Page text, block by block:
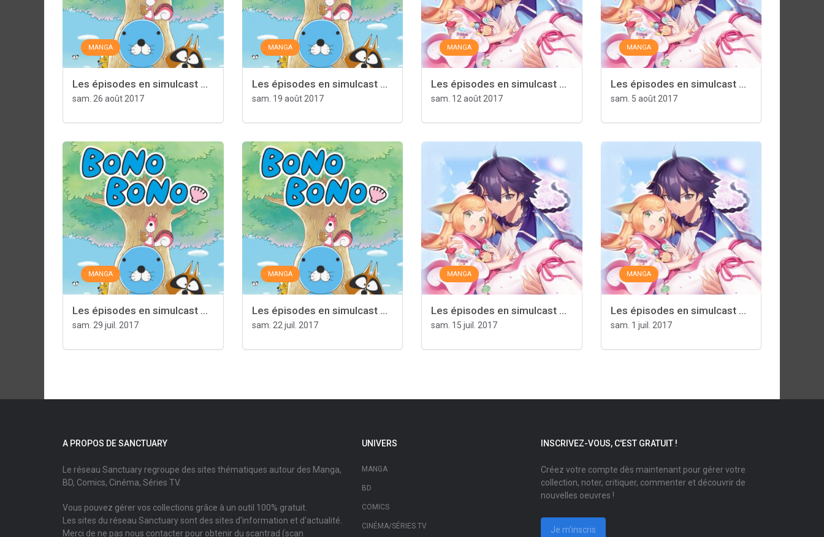
MANGA
Les épisodes en simulcast ...
sam. 26 août 2017
MANGA
Les épisodes en simulcast ...
sam. 19 août 2017
MANGA
Les épisodes en simulcast ...
sam. 12 août 2017
MANGA
Les épisodes en simulcast ...
sam. 5 août 2017
MANGA
Les épisodes en simulcast ...
sam. 29 juil. 2017
MANGA
Les épisodes en simulcast ...
sam. 22 juil. 2017
MANGA
Les épisodes en simulcast ...
sam. 15 juil. 2017
MANGA
Les épisodes en simulcast ...
sam. 1 juil. 2017
A PROPOS DE SANCTUARY
Le réseau Sanctuary regroupe des sites thématiques autour des Manga,
BD, Comics, Cinéma, Séries TV.
Vous pouvez gérer vos collections grâce à un outil 100% gratuit.
Les sites du réseau Sanctuary sont des sites d'information et d'actualité.
Merci de ne pas nous contacter pour obtenir du scantrad (scan
UNIVERS
MANGA
BD
COMICS
CINÉMA/SÉRIES TV
INSCRIVEZ-VOUS, C'EST GRATUIT !
Créez votre compte dès maintenant pour gérer votre
collection, noter, critiquer, commenter et découvrir de
nouvelles oeuvres !
Je m'inscris